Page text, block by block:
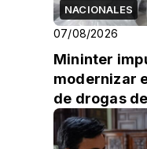
NACIONALES
07/08/2026
Mininter
modernizar
de drogas